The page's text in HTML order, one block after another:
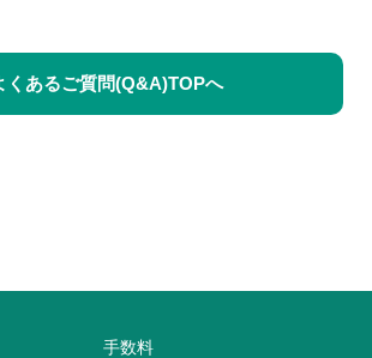
くあるご質問(Q&A)TOPへ
手数料